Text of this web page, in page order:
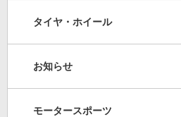
タイヤ・ホイール
お知らせ
モータースポーツ